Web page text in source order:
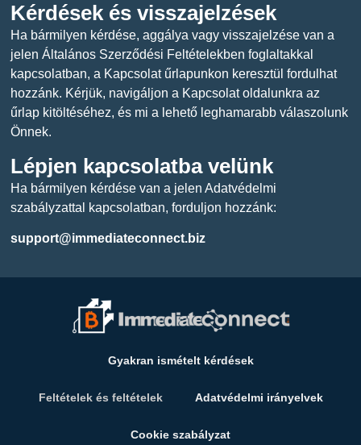
Kérdések és visszajelzések
Ha bármilyen kérdése, aggálya vagy visszajelzése van a
jelen Általános Szerződési Feltételekben foglaltakkal
kapcsolatban, a Kapcsolat űrlapunkon keresztül fordulhat
hozzánk. Kérjük, navigáljon a Kapcsolat oldalunkra az
űrlap kitöltéséhez, és mi a lehető leghamarabb válaszolunk
Önnek.
Lépjen kapcsolatba velünk
Ha bármilyen kérdése van a jelen Adatvédelmi
szabályzattal kapcsolatban, forduljon hozzánk:
support@immediateconnect.biz
Gyakran ismételt kérdések
Feltételek és feltételek Adatvédelmi irányelvek
Cookie szabályzat